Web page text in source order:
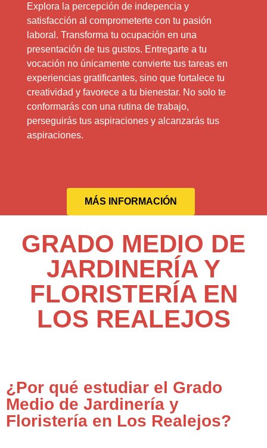
Explora la percepción de indepencia y
satisfacción al comprometerte con tu pasión
laboral. Transforma tu ocupación en una
presentación de tus gustos. Entregarte a tu
vocación no únicamente convierte tus tareas en
experiencias gratificantes, sino que fortalece tu
creatividad y favorece a tu bienestar. No solo te
conformarás con una rutina de trabajo,
perseguirás tus aspiraciones y alcanzarás tus
aspiraciones.
MÁS INFORMACIÓN
GRADO MEDIO DE
JARDINERÍA Y
FLORISTERÍA EN
LOS REALEJOS
¿Por qué estudiar el Grado
Medio de Jardinería y
Floristería en Los Realejos?